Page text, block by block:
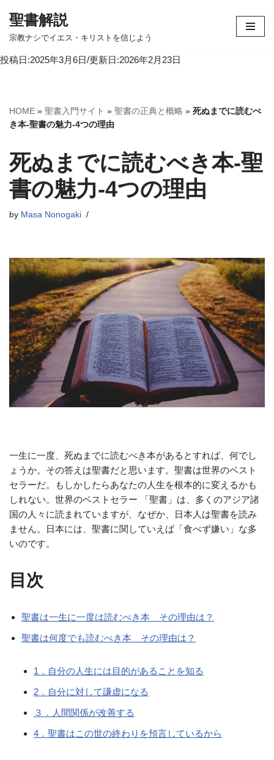
コ
テ
へ
ス
ッ
プ
聖書解説
宗教ナシでイエス・キリストを信じよう
投稿日:2025年3月6日/更新日:2026年2月23日
HOME » 聖書入門サイト » 聖書の正典と概略 » 死ぬまでに読むべ
き本-聖書の魅力-4つの理由
死ぬまでに読むべき本-聖
書の魅力-4つの理由
by Masa Nonogaki
一生に一度、死ぬまでに読むべき本があるとすれば、何でし
ょうか。その答えは聖書だと思います。聖書は世界のベスト
セラーだ。もしかしたらあなたの人生を根本的に変えるかも
しれない。世界のベストセラー 「聖書」は、多くのアジア諸
国の人々に読まれていますが、なぜか、日本人は聖書を読み
ません。日本には、聖書に関していえば「食べず嫌い」な多
いのです。
目次
聖書は一生に一度は読むべき本 その理由は？
聖書は何度でも読むべき本 その理由は？
1．自分の人生には目的があることを知る
2．自分に対して謙虚になる
３．人間関係が改善する
4．聖書はこの世の終わりを預言しているから